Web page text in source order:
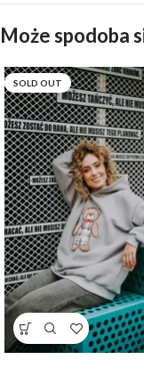
Może spodoba
SOLD OUT